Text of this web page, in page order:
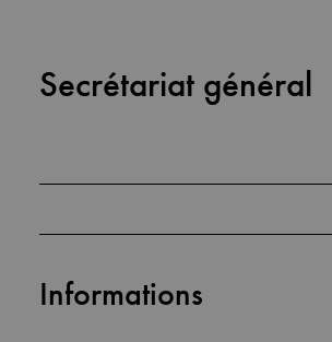
Secrétariat général
Informations